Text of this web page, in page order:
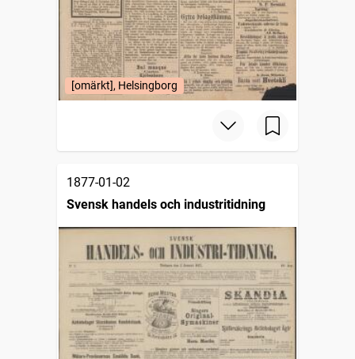
[omärkt], Helsingborg
1877-01-02
Svensk handels och industritidning